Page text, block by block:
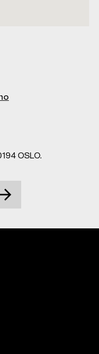
OSLO.